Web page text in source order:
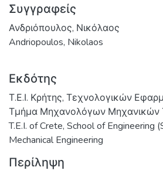
Συγγραφείς
Ανδριόπουλος, Νικόλαος
Andriopoulos, Nikolaos
Εκδότης
Τ.Ε.Ι. Κρήτης, Τεχνολογικών
Τμήμα Μηχανολόγων Μηχανικών
T.E.I. of Crete, School of Engineering
Mechanical Engineering
Περίληψη